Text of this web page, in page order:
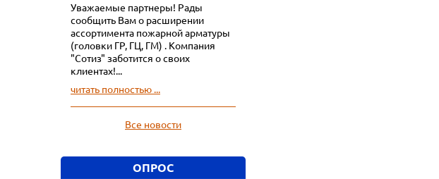
Уважаемые партнеры! Рады
сообщить Вам о расширении
ассортимента пожарной арматуры
(головки ГР, ГЦ, ГМ) . Компания
"Сотиз" заботится о своих
клиентах!...
читать полностью ...
Все новости
ОПРОС